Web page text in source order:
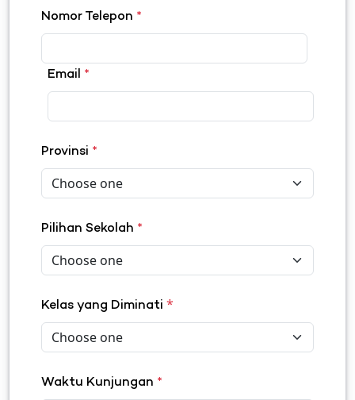
Nomor Telepon *
Email *
Provinsi *
Pilihan Sekolah *
Kelas yang Diminati *
Waktu Kunjungan *